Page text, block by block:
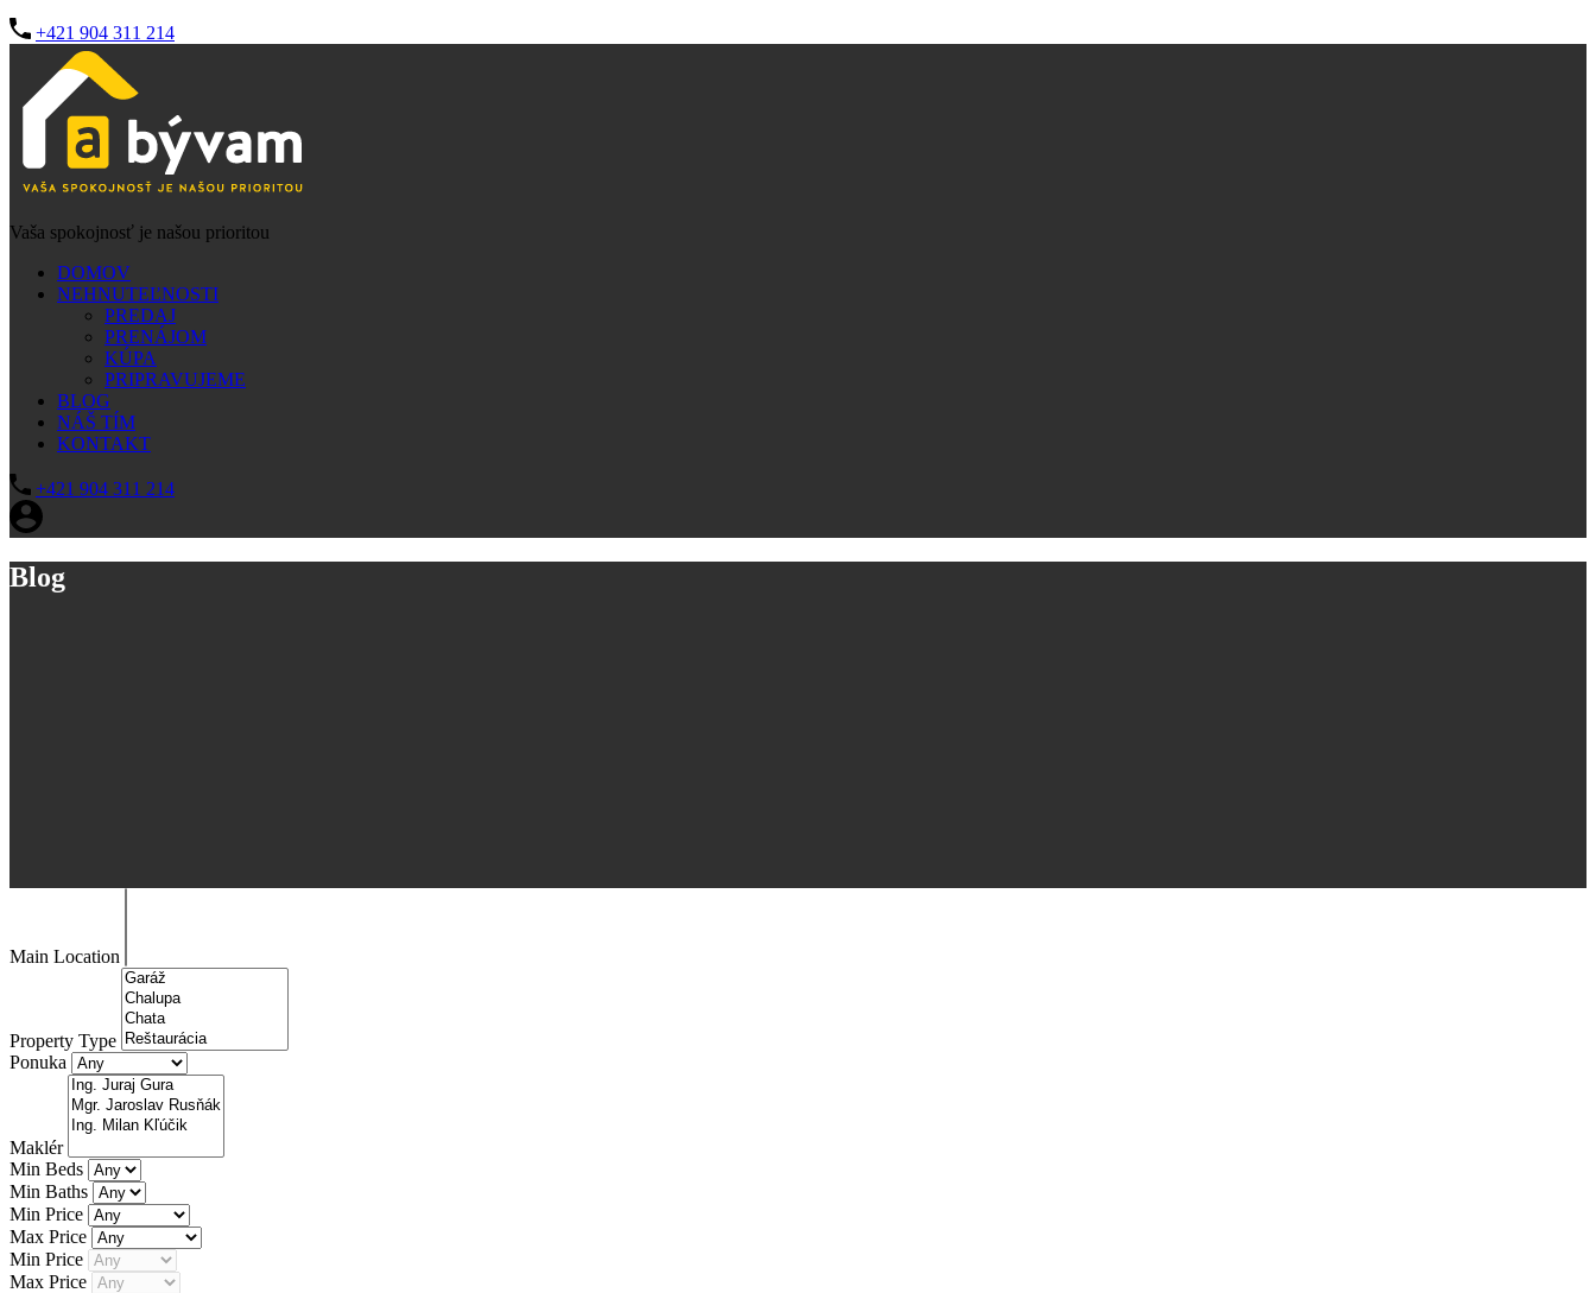
+421 904 311 214
Vaša spokojnosť je našou prioritou
DOMOV
NEHNUTEĽNOSTI
PREDAJ
PRENÁJOM
KÚPA
PRIPRAVUJEME
BLOG
NÁŠ TÍM
KONTAKT
+421 904 311 214
Blog
Main Location
Property Type
Ponuka
Maklér
Min Beds
Min Baths
Min Price
Max Price
Min Price
Max Price